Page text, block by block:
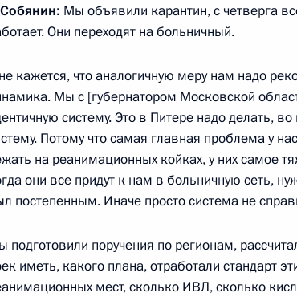
марта 2020 года, пятница
разговор с Президентом
Токаевым
марта 2020 года, 15:40
с постоянными членами Совета
Мы объявили карантин, с четверга
Они переходят на больничный.
кажется, что аналогичную меру нам надо
Мы с [губернатором Московской
систему. Это в Питере надо делать,
Потому что самая главная проблема у
на реанимационных койках, у них самое
они все придут к нам в больничную сеть,
постепенным. Иначе просто система не
подготовили поручения по регионам,
иметь, какого плана, отработали стандарт
мест, сколько ИВЛ, сколько